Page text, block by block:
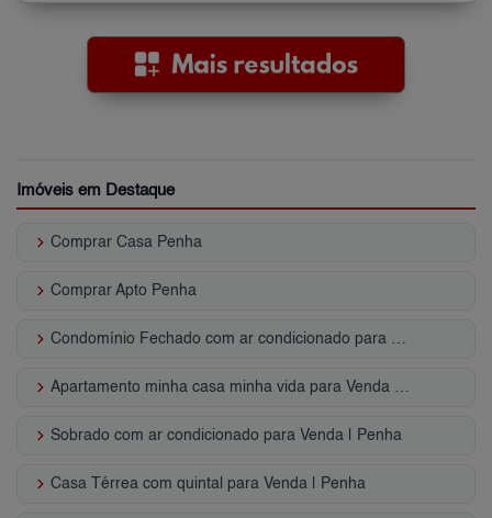
Imóveis em Destaque
keyboard_arrow_right Comprar Casa Penha
keyboard_arrow_right Comprar Apto Penha
keyboard_arrow_right Condomínio Fechado com ar condicionado para Venda | Penha
keyboard_arrow_right Apartamento minha casa minha vida para Venda | Penha
keyboard_arrow_right Sobrado com ar condicionado para Venda | Penha
keyboard_arrow_right Casa Térrea com quintal para Venda | Penha